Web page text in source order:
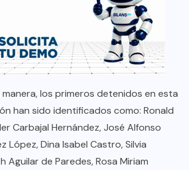
los primeros detenidos en esta
han sido identificados como: Ronald
Carbajal Hernández, José Alfonso
López, Dina Isabel Castro, Silvia
Aguilar de Paredes, Rosa Miriam